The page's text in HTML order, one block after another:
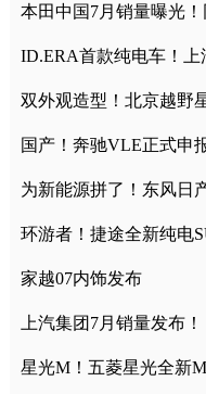
本田中国7月销量曝光
ID.ERA首款纯电车！
双外观造型！北京越野
国产！奔驰VLE正式申
为新能源拼了！东风日
环游者！捷途全新纯电
家越07内饰发布
上汽集团7月销量发布！
星光M！五菱星光全新